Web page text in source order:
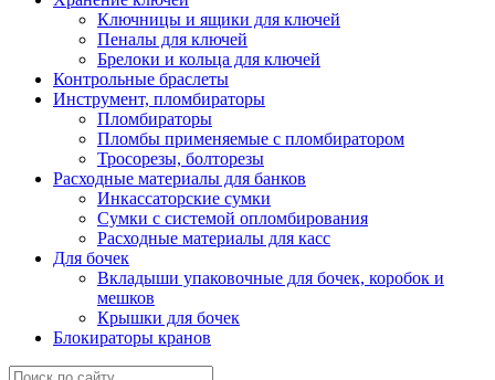
Ключницы и ящики для ключей
Пеналы для ключей
Брелоки и кольца для ключей
Контрольные браслеты
Инструмент, пломбираторы
Пломбираторы
Пломбы применяемые с пломбиратором
Тросорезы, болторезы
Расходные материалы для банков
Инкассаторские сумки
Сумки с системой опломбирования
Расходные материалы для касс
Для бочек
Вкладыши упаковочные для бочек, коробок и
мешков
Крышки для бочек
Блокираторы кранов